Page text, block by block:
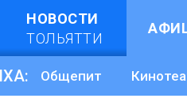
НОВОСТИ
ТОЛЬЯТТИ
Общепит